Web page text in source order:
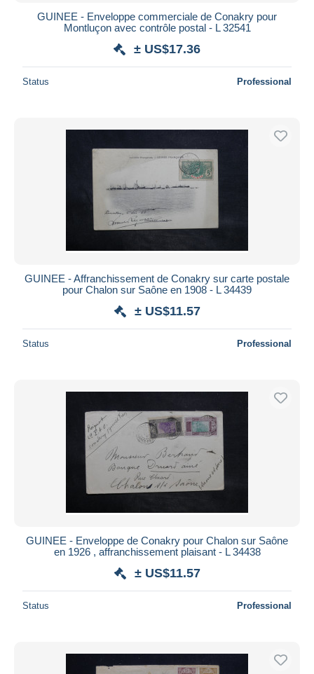
GUINEE - Enveloppe commerciale de Conakry pour
Montluçon avec contrôle postal - L 32541
± US$17.36
Status Professional
GUINEE - Affranchissement de Conakry sur carte postale
pour Chalon sur Saône en 1908 - L 34439
± US$11.57
Status Professional
GUINEE - Enveloppe de Conakry pour Chalon sur Saône
en 1926 , affranchissement plaisant - L 34438
± US$11.57
Status Professional